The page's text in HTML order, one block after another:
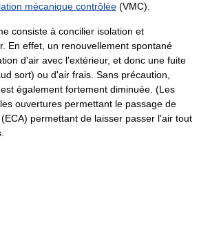
mécanique contrôlée (VMC).
consiste à concilier isolation et
En effet, un renouvellement spontané
d'air avec l'extérieur, et donc une fuite
sort) ou d'air frais. Sans précaution,
également fortement diminuée. (Les
ouvertures permettant le passage de
permettant de laisser passer l'air tout